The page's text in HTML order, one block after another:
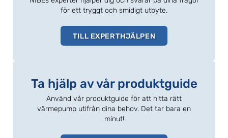
för ett tryggt och smidigt utbyte.
TILL EXPERTHJÄLPEN
Ta hjälp av vår produktguide
Använd vår produktguide för att hitta rätt
värmepump utifrån dina behov. Det tar bara en
minut!